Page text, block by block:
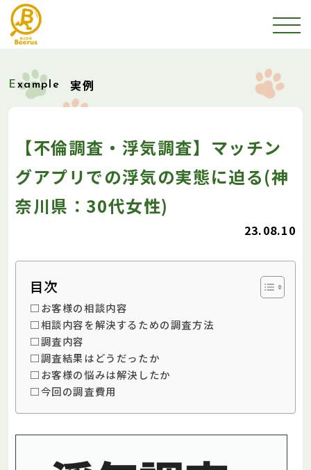
Example 実例
【不倫調査・浮気調査】マッチン
グアプリでの浮気の実態に迫る(神
奈川県：30代女性)
23.08.10
目次
□お客様の相談内容
□相談内容を解決するための調査方法
□調査内容
□調査結果はどうだったか
□お客様の悩みは解決したか
□今回の調査費用